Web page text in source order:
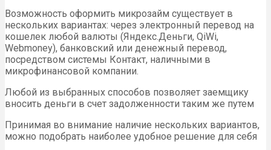
Возможность оформить микрозайм существует в
нескольких вариантах: через электронный перевод на
кошелек любой валюты (Яндекс.Деньги, QiWi,
Webmoney), банковский или денежный перевод,
посредством системы Контакт, наличными в
микрофинансовой компании.
Любой из выбранных способов позволяет заемщику
вносить деньги в счет задолженности таким же путем
Принимая во внимание наличие нескольких вариантов,
можно подобрать наиболее удобное решение для себя